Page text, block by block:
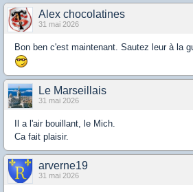
Alex chocolatines
31 mai 2026
Bon ben c'est maintenant. Sautez leur à la
Le Marseillais
31 mai 2026
Il a l'air bouillant, le Mich.
Ca fait plaisir.
arverne19
31 mai 2026